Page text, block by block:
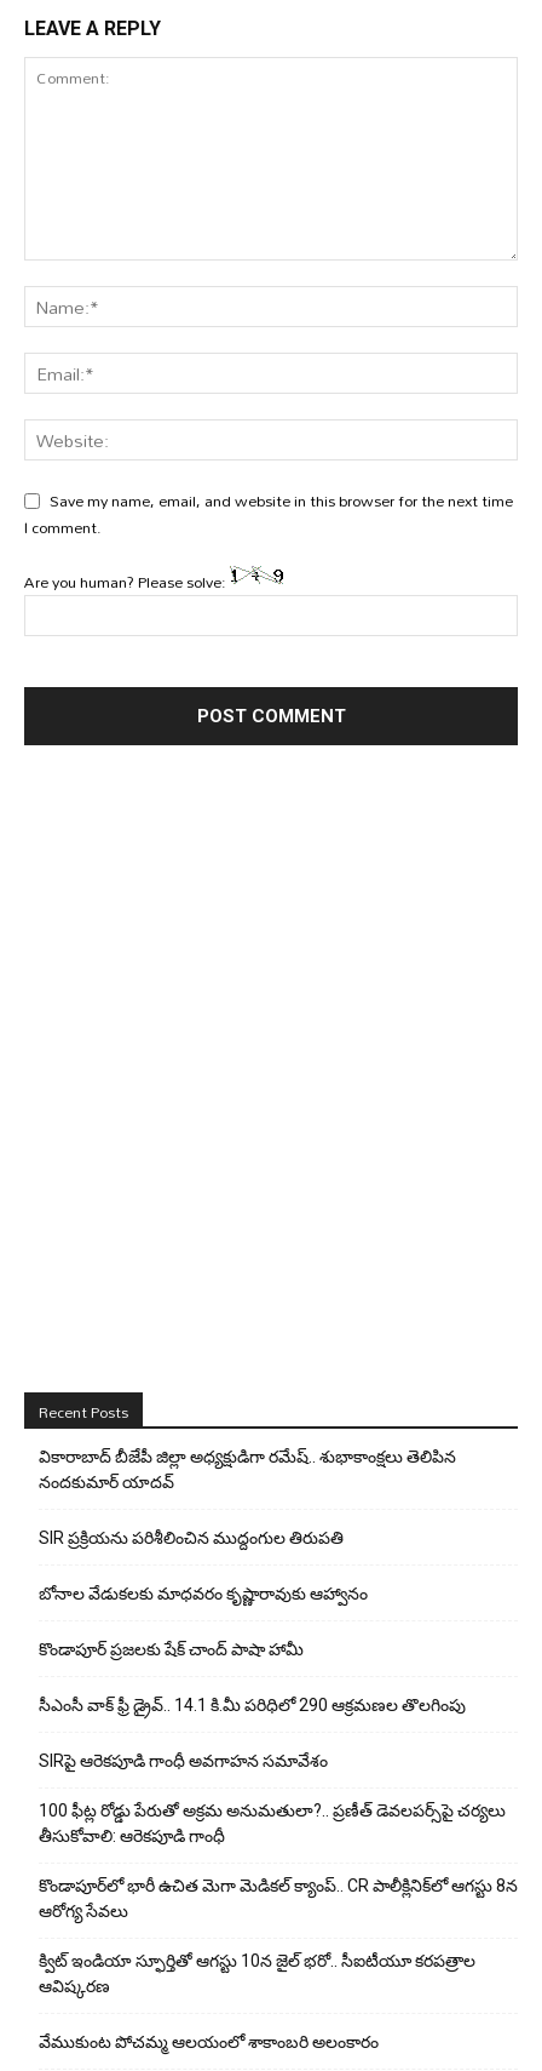
LEAVE A REPLY
Save my name, email, and website in this browser for the next time
I comment.
Are you human? Please solve:
Recent Posts
వికారాబాద్ బీజేపీ జిల్లా అధ్యక్షుడిగా రమేష్‌.. శుభాకాంక్షలు తెలిపిన
నందకుమార్ యాదవ్
SIR ప్రక్రియను పరిశీలించిన ముద్దంగుల తిరుపతి
బోనాల వేడుకలకు మాధవరం కృష్ణారావుకు ఆహ్వానం
కొండాపూర్ ప్రజలకు షేక్ చాంద్ పాషా హామీ
సీఎంసీ వాక్ ఫ్రీ డ్రైవ్.. 14.1 కి.మీ పరిధిలో 290 ఆక్రమణల తొలగింపు
SIRపై ఆరెకపూడి గాంధీ అవగాహన సమావేశం
100 ఫీట్ల రోడ్డు పేరుతో అక్రమ అనుమతులా?.. ప్రణీత్ డెవలపర్స్‌పై చర్యలు
తీసుకోవాలి: ఆరెకపూడి గాంధీ
కొండాపూర్‌లో భారీ ఉచిత మెగా మెడికల్ క్యాంప్.. CR పాలీక్లినిక్‌లో ఆగస్టు 8న
ఆరోగ్య సేవలు
క్విట్ ఇండియా స్ఫూర్తితో ఆగస్టు 10న జైల్ భరో.. సీఐటీయూ కరపత్రాల
ఆవిష్కరణ
వేముకుంట పోచమ్మ ఆలయంలో శాకాంబరి అలంకారం